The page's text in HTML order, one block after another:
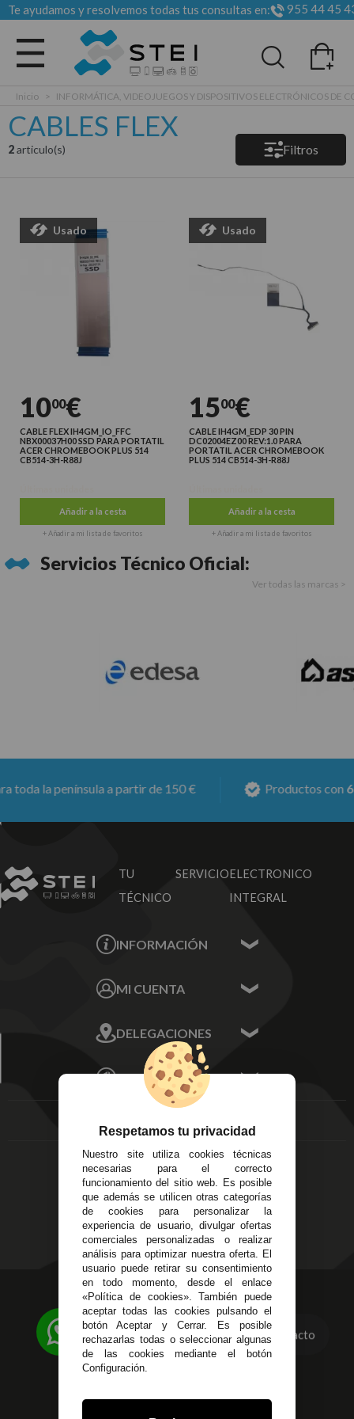
Te ayudamos y resolvemos todas tus consultas en: 955 44 45
Todas las categorias
Inicio > INFORMÁTICA, VIDEOJUEGOS Y DISPOSITIVOS ELECTRÓNICOS DE
CABLES FLEX
2articulo(s) Filtros
Usado
1000€
CABLE FLEX IH4GM_IO_FFC
NBX00037H00 SSD PARA PORTATIL
ACER CHROMEBOOK PLUS 514
CB514-3H-R88J
Añadir a la cesta
+ Añadir a mi lista de favoritos
Usado
1500€
CABLE IH4GM_EDP 30 PIN
DC02004EZ00 REV:1.0 PARA
PORTATIL ACER CHROMEBOOK
PLUS 514 CB514-3H-R88J
Añadir a la cesta
+ Añadir a mi lista de favoritos
Servicios Técnico Oficial:
Ver todas las marcas >
la península a partir de 150 € Productos con6
TU SERVICIO
TÉCNICO
ELECTRONICO
INTEGRAL
INFORMACIÓN
Sobre nosotros
MI CUENTA
Mis Direcciones
Mis Pedidos
Mis favoritos
FAQ's
DELEGACIONES
Écija - Sevilla
Av. Plaza de Toros.
Local 3
C/ Ingeniero Iribarren,
14
Alzira - Valencia
C/ Esplugues, 135
EMPRESA
Aviso Legal
Entregas y
Devoluciones
Política de Privacidad
Pago Seguro
Terminos y
Condiciones Generales
Políticas de Cookies
623 23 31 98
Atendemos Whatsapp
955 44 45 43/955 44 45 44
Contacto
Respetamos tu privacidad
Nuestro site utiliza cookies técnicas
necesarias para el correcto
funcionamiento del sitio web. Es posible
que además se utilicen otras categorías
de cookies para personalizar la
experiencia de usuario, divulgar ofertas
comerciales personalizadas o realizar
análisis para optimizar nuestra oferta. El
usuario puede retirar su consentimiento
en todo momento, desde el enlace
«Política de cookies». También puede
aceptar todas las cookies pulsando el
botón Aceptar y Cerrar. Es posible
rechazarlas todas o seleccionar algunas
de las cookies mediante el botón
Configuración.